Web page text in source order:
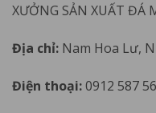
XƯỞNG SẢN XUẤT ĐÁ
Địa chỉ: Nam Hoa Lư,
Điện thoại:0912 587